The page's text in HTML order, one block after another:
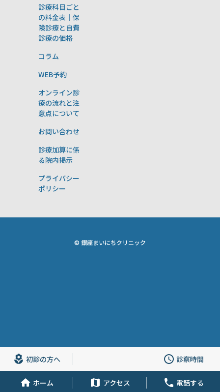
初診の方へ 診察時間
ホーム アクセス 電話する
診療科目ごと
の料金表｜保
険診療と自費
診療の価格
コラム
WEB予約
オンライン診
療の流れと注
意点について
お問い合わせ
診療加算に係
る院内掲示
プライバシー
ポリシー
© 銀座まいにちクリニック